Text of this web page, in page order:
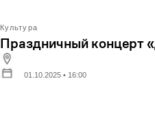
Культура
Праздничный концерт
01.10.2025 • 16:00